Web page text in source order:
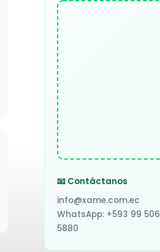
📧 Contáctanos
info@xame.com.ec
WhatsApp: +593 99 506
5880